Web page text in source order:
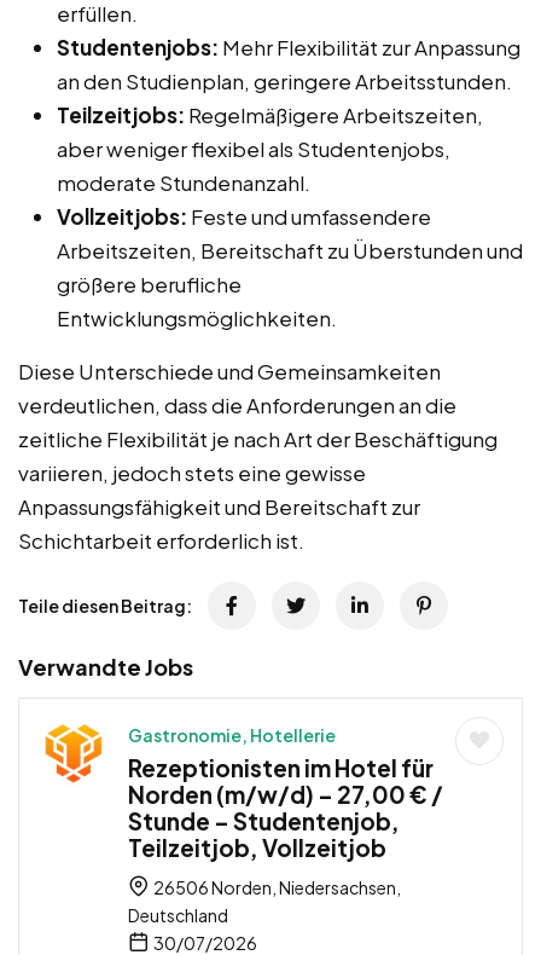
erfüllen.
Studentenjobs: Mehr Flexibilität zur Anpassung
an den Studienplan, geringere Arbeitsstunden.
Teilzeitjobs: Regelmäßigere Arbeitszeiten,
aber weniger flexibel als Studentenjobs,
moderate Stundenanzahl.
Vollzeitjobs: Feste und umfassendere
Arbeitszeiten, Bereitschaft zu Überstunden und
größere berufliche
Entwicklungsmöglichkeiten.
Diese Unterschiede und Gemeinsamkeiten
verdeutlichen, dass die Anforderungen an die
zeitliche Flexibilität je nach Art der Beschäftigung
variieren, jedoch stets eine gewisse
Anpassungsfähigkeit und Bereitschaft zur
Schichtarbeit erforderlich ist.
Teile diesen Beitrag:
Verwandte Jobs
Gastronomie, Hotellerie
Rezeptionisten im Hotel für
Norden (m/w/d) – 27,00 € /
Stunde – Studentenjob,
Teilzeitjob, Vollzeitjob
26506 Norden, Niedersachsen,
Deutschland
30/07/2026